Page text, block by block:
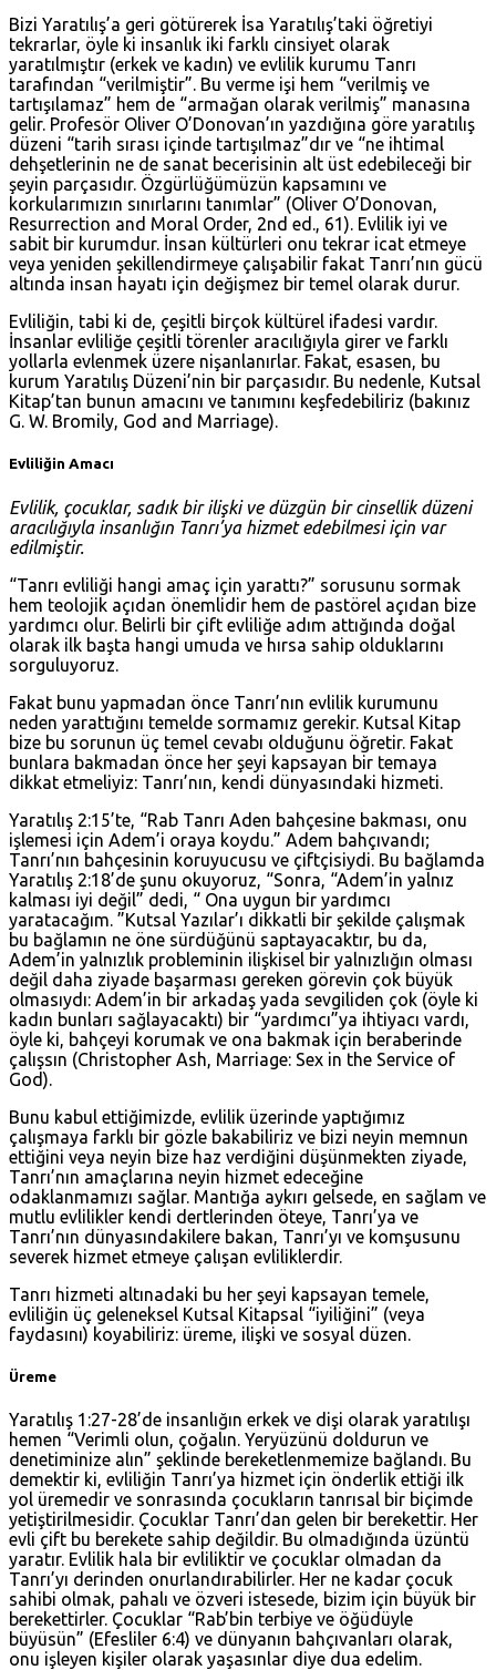
Bizi Yaratılış’a geri götürerek İsa Yaratılış’taki öğretiyi
tekrarlar, öyle ki insanlık iki farklı cinsiyet olarak
yaratılmıştır (erkek ve kadın) ve evlilik kurumu Tanrı
tarafından “verilmiştir”. Bu verme işi hem “verilmiş ve
tartışılamaz” hem de “armağan olarak verilmiş” manasına
gelir. Profesör Oliver O’Donovan’ın yazdığına göre yaratılış
düzeni “tarih sırası içinde tartışılmaz”dır ve “ne ihtimal
dehşetlerinin ne de sanat becerisinin alt üst edebileceği bir
şeyin parçasıdır. Özgürlüğümüzün kapsamını ve
korkularımızın sınırlarını tanımlar” (Oliver O’Donovan,
Resurrection and Moral Order, 2nd ed., 61). Evlilik iyi ve
sabit bir kurumdur. İnsan kültürleri onu tekrar icat etmeye
veya yeniden şekillendirmeye çalışabilir fakat Tanrı’nın gücü
altında insan hayatı için değişmez bir temel olarak durur.
Evliliğin, tabi ki de, çeşitli birçok kültürel ifadesi vardır.
İnsanlar evliliğe çeşitli törenler aracılığıyla girer ve farklı
yollarla evlenmek üzere nişanlanırlar. Fakat, esasen, bu
kurum Yaratılış Düzeni’nin bir parçasıdır. Bu nedenle, Kutsal
Kitap’tan bunun amacını ve tanımını keşfedebiliriz (bakınız
G. W. Bromily, God and Marriage).
Evliliğin Amacı
Evlilik, çocuklar, sadık bir ilişki ve düzgün bir cinsellik düzeni
aracılığıyla insanlığın Tanrı’ya hizmet edebilmesi için var
edilmiştir.
“Tanrı evliliği hangi amaç için yarattı?” sorusunu sormak
hem teolojik açıdan önemlidir hem de pastörel açıdan bize
yardımcı olur. Belirli bir çift evliliğe adım attığında doğal
olarak ilk başta hangi umuda ve hırsa sahip olduklarını
sorguluyoruz.
Fakat bunu yapmadan önce Tanrı’nın evlilik kurumunu
neden yarattığını temelde sormamız gerekir. Kutsal Kitap
bize bu sorunun üç temel cevabı olduğunu öğretir. Fakat
bunlara bakmadan önce her şeyi kapsayan bir temaya
dikkat etmeliyiz: Tanrı’nın, kendi dünyasındaki hizmeti.
Yaratılış 2:15’te, “Rab Tanrı Aden bahçesine bakması, onu
işlemesi için Adem’i oraya koydu.” Adem bahçıvandı;
Tanrı’nın bahçesinin koruyucusu ve çiftçisiydi. Bu bağlamda
Yaratılış 2:18’de şunu okuyoruz, “Sonra, “Adem’in yalnız
kalması iyi değil” dedi, “ Ona uygun bir yardımcı
yaratacağım. ”Kutsal Yazılar’ı dikkatli bir şekilde çalışmak
bu bağlamın ne öne sürdüğünü saptayacaktır, bu da,
Adem’in yalnızlık probleminin ilişkisel bir yalnızlığın olması
değil daha ziyade başarması gereken görevin çok büyük
olmasıydı: Adem’in bir arkadaş yada sevgiliden çok (öyle ki
kadın bunları sağlayacaktı) bir “yardımcı”ya ihtiyacı vardı,
öyle ki, bahçeyi korumak ve ona bakmak için beraberinde
çalışsın (Christopher Ash, Marriage: Sex in the Service of
God).
Bunu kabul ettiğimizde, evlilik üzerinde yaptığımız
çalışmaya farklı bir gözle bakabiliriz ve bizi neyin memnun
ettiğini veya neyin bize haz verdiğini düşünmekten ziyade,
Tanrı’nın amaçlarına neyin hizmet edeceğine
odaklanmamızı sağlar. Mantığa aykırı gelsede, en sağlam ve
mutlu evlilikler kendi dertlerinden öteye, Tanrı’ya ve
Tanrı’nın dünyasındakilere bakan, Tanrı’yı ve komşusunu
severek hizmet etmeye çalışan evliliklerdir.
Tanrı hizmeti altınadaki bu her şeyi kapsayan temele,
evliliğin üç geleneksel Kutsal Kitapsal “iyiliğini” (veya
faydasını) koyabiliriz: üreme, ilişki ve sosyal düzen.
Üreme
Yaratılış 1:27-28’de insanlığın erkek ve dişi olarak yaratılışı
hemen “Verimli olun, çoğalın. Yeryüzünü doldurun ve
denetiminize alın” şeklinde bereketlenmemize bağlandı. Bu
demektir ki, evliliğin Tanrı’ya hizmet için önderlik ettiği ilk
yol üremedir ve sonrasında çocukların tanrısal bir biçimde
yetiştirilmesidir. Çocuklar Tanrı’dan gelen bir berekettir. Her
evli çift bu berekete sahip değildir. Bu olmadığında üzüntü
yaratır. Evlilik hala bir evliliktir ve çocuklar olmadan da
Tanrı’yı derinden onurlandırabilirler. Her ne kadar çocuk
sahibi olmak, pahalı ve özveri istesede, bizim için büyük bir
berekettirler. Çocuklar “Rab’bin terbiye ve öğüdüyle
büyüsün” (Efesliler 6:4) ve dünyanın bahçıvanları olarak,
onu işleyen kişiler olarak yaşasınlar diye dua edelim.